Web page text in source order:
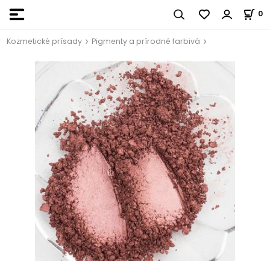
0
Kozmetické prísady Pigmenty a prírodné farbivá